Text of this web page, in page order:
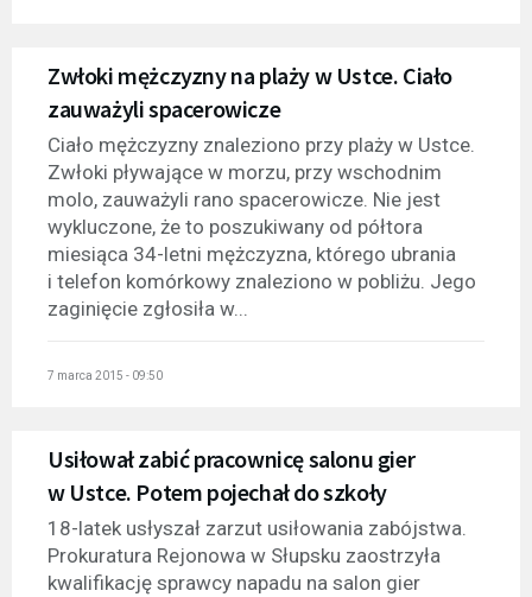
Zwłoki mężczyzny na plaży w Ustce. Ciało
zauważyli spacerowicze
Ciało mężczyzny znaleziono przy plaży w Ustce.
Zwłoki pływające w morzu, przy wschodnim
molo, zauważyli rano spacerowicze. Nie jest
wykluczone, że to poszukiwany od półtora
miesiąca 34-letni mężczyzna, którego ubrania
i telefon komórkowy znaleziono w pobliżu. Jego
zaginięcie zgłosiła w...
7 marca 2015 - 09:50
Usiłował zabić pracownicę salonu gier
w Ustce. Potem pojechał do szkoły
18-latek usłyszał zarzut usiłowania zabójstwa.
Prokuratura Rejonowa w Słupsku zaostrzyła
kwalifikację sprawcy napadu na salon gier